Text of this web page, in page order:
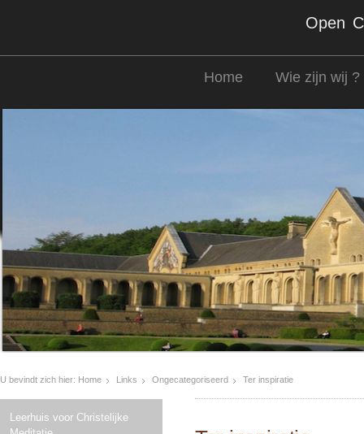
Open
Home Wie zijn wij ?
U bevindt zich hier: Home Links Ongecategoriseerd Ter inspiratie
Leerhuis voor Christelijke